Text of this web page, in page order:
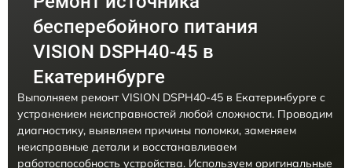
бесперебойного питания
VISION DSPH40-45 в
Екатеринбурге
Выполняем ремонт VISION DSPH40-45 в Екатеринбурге с
устранением неисправностей любой сложности. Проводим
диагностику, выявляем причины поломки, заменяем
неисправные детали и восстанавливаем
работоспособность устройства. Используем оригинальные